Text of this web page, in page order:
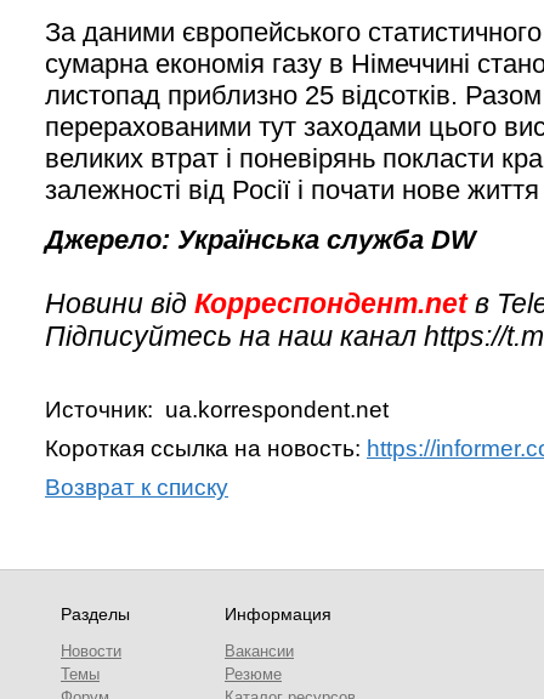
За даними європейського
сумарна економія газу в Німеччині
листопад приблизно 25 відсотків.
перерахованими тут заходами цього
великих втрат і поневірянь покласти
залежності від Росії і почати нове
Джерело: Українська служба DW
Новини від Корреспондент.netв
Підписуйтесь на наш канал https://
Источник: ua.korrespondent.net
Короткая ссылка на новость: https://
Возврат к списку
Разделы
Новости
Темы
Информация
Вакансии
Резюме